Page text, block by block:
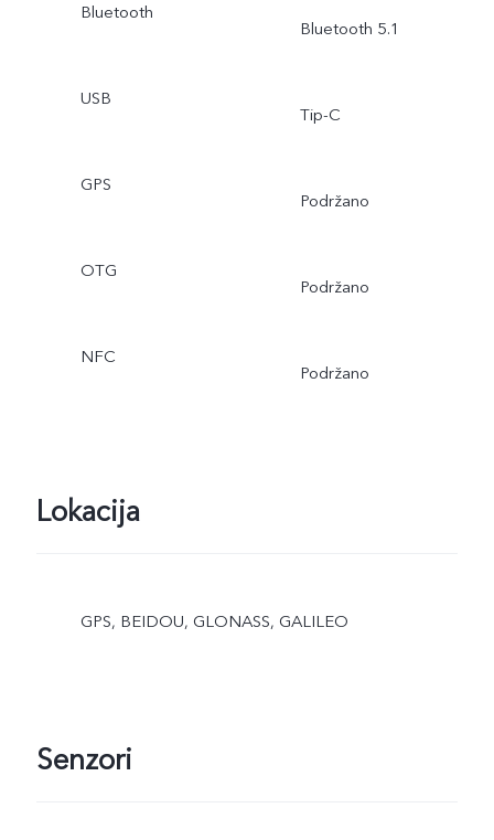
Bluetooth
Bluetooth 5.1
USB
Tip-C
GPS
Podržano
OTG
Podržano
NFC
Podržano
Lokacija
GPS, BEIDOU, GLONASS, GALILEO
Senzori